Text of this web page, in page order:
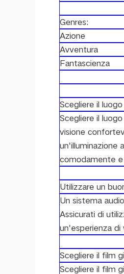
Genres:
Azione
Avventura
Fantascienza
Scegliere il
Scegliere il
visione
un'illuminazione
comodamente
Utilizzare un
Un sistema
Assicurati di
un'esperienza di
Scegliere il film
Scegliere il film